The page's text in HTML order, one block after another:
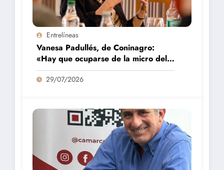
Entrelíneas
Vanesa Padullés, de Coninagro:
«Hay que ocuparse de la micro del
campo»
29/07/2026